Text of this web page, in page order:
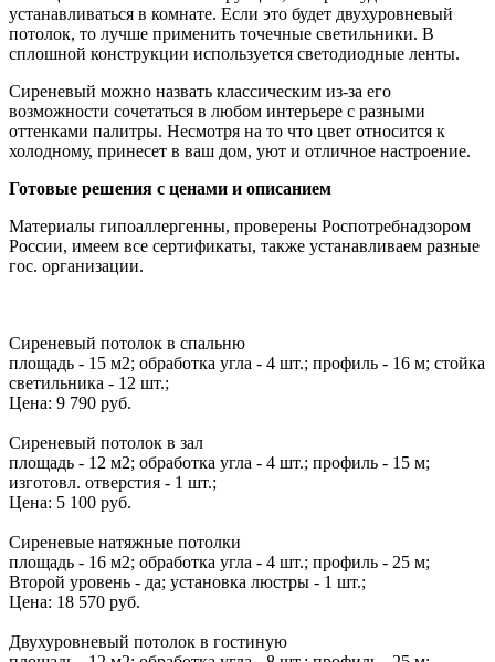
устанавливаться в комнате. Если это будет двухуровневый
потолок, то лучше применить точечные светильники. В
сплошной конструкции используется светодиодные ленты.
Сиреневый можно назвать классическим из-за его
возможности сочетаться в любом интерьере с разными
оттенками палитры. Несмотря на то что цвет относится к
холодному, принесет в ваш дом, уют и отличное настроение.
Готовые решения с ценами и описанием
Материалы гипоаллергенны, проверены Роспотребнадзором
России, имеем все сертификаты, также устанавливаем разные
гос. организации.
Сиреневый потолок в спальню
площадь - 15 м2; обработка угла - 4 шт.; профиль - 16 м; стойка
светильника - 12 шт.;
Цена: 9 790 руб.
Сиреневый потолок в зал
площадь - 12 м2; обработка угла - 4 шт.; профиль - 15 м;
изготовл. отверстия - 1 шт.;
Цена: 5 100 руб.
Сиреневые натяжные потолки
площадь - 16 м2; обработка угла - 4 шт.; профиль - 25 м;
Второй уровень - да; установка люстры - 1 шт.;
Цена: 18 570 руб.
Двухуровневый потолок в гостиную